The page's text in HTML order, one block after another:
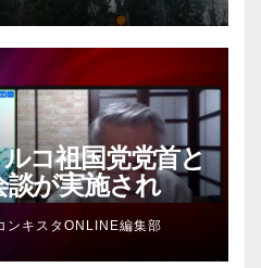
コ祖国党党首と
が実施され
ンキスタONLINE編集部